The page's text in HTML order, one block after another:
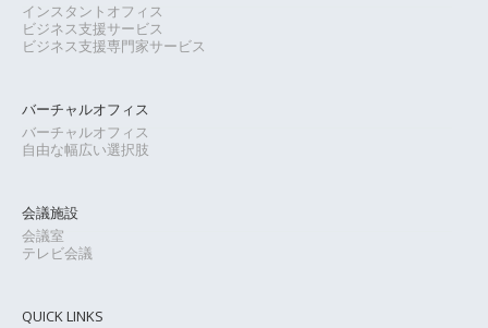
インスタントオフィス
ビジネス支援サービス
ビジネス支援専門家サービス
バーチャルオフィス
バーチャルオフィス
自由な幅広い選択肢
会議施設
会議室
テレビ会議
QUICK LINKS